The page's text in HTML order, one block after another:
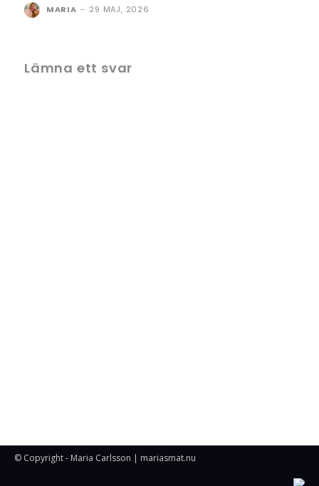
MARIA - 29 MAJ, 2026
Lämna ett svar
© Copyright - Maria Carlsson | mariasmat.nu